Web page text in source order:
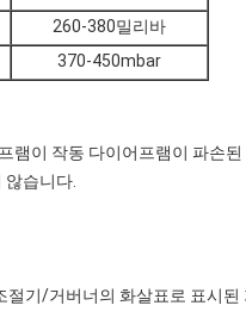
260-380밀리바
370-450mbar
램이 작동 다이어프램이 파손
습니다.
기/거버너의 화살표로 표시된